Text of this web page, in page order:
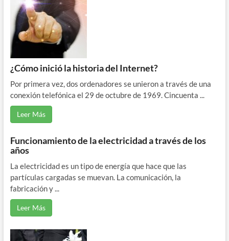
¿Cómo inició la historia del Internet?
Por primera vez, dos ordenadores se unieron a través de una
conexión telefónica el 29 de octubre de 1969. Cincuenta ...
Leer Más
Funcionamiento de la electricidad a través de los
años
La electricidad es un tipo de energía que hace que las
partículas cargadas se muevan. La comunicación, la
fabricación y ...
Leer Más